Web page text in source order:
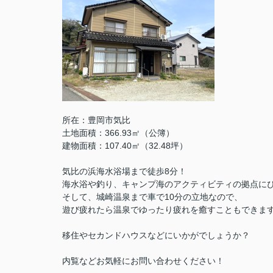
所在：豊岡市気比
土地面積：366.93㎡（公簿）
建物面積：107.40㎡（32.48坪）
気比の浜海水浴場まで徒歩8分！
海水浴や釣り、キャンプ海のアクティビティの拠点に
そして、城崎温泉まで車で10分の立地なので、
遊び疲れたら温泉でゆったり疲れを癒すこともできま
移住やセカンドハウスなどにいかがでしょうか？
内覧などお気軽にお問い合わせください！